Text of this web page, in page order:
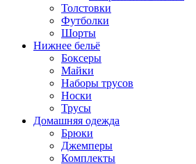
Толстовки
Футболки
Шорты
Нижнее бельё
Боксеры
Майки
Наборы трусов
Носки
Трусы
Домашняя одежда
Брюки
Джемперы
Комплекты